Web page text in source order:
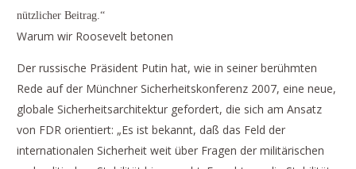
nützlicher Beitrag.“
Warum wir Roosevelt betonen
Der russische Präsident Putin hat, wie in seiner berühmten
Rede auf der Münchner Sicherheitskonferenz 2007, eine neue,
globale Sicherheitsarchitektur gefordert, die sich am Ansatz
von FDR orientiert: „Es ist bekannt, daß das Feld der
internationalen Sicherheit weit über Fragen der militärischen